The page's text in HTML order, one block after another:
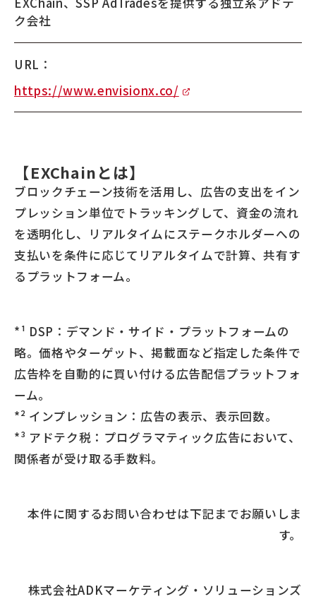
ク会社
URL：
https://www.envisionx.co/
【EXChainとは】
ブロックチェーン技術を活用し、広告の支出をイン
プレッション単位でトラッキングして、資金の流れ
を透明化し、リアルタイムにステークホルダーへの
支払いを条件に応じてリアルタイムで計算、共有す
るプラットフォーム。
*¹ DSP：デマンド・サイド・プラットフォームの
略。価格やターゲット、掲載面など指定した条件で
広告枠を自動的に買い付ける広告配信プラットフォ
ーム。
*² インプレッション：広告の表示、表示回数。
*³ アドテク税：プログラマティック広告において、
関係者が受け取る手数料。
本件に関するお問い合わせは下記までお願いしま
す。
株式会社ADKマーケティング・ソリューションズ